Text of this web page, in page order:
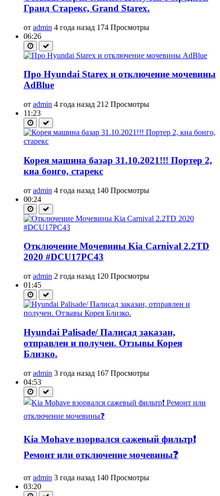
Гранд Старекс, Grand Starex.
от admin 4 года назад 174 Просмотры
06:26
Про Hyundai Starex и отключение мочевины
AdBlue
от admin 4 года назад 212 Просмотры
11:23
Корея машина базар 31.10.2021!!! Портер 2,
киа бонго, старекс
от admin 4 года назад 140 Просмотры
00:24
Отключение Мочевины Kia Carnival 2.2TD
2020 #DCU17PC43
от admin 2 года назад 120 Просмотры
01:45
Hyundai Palisade/ Палисад заказан,
отправлен и получен. Отзывы Корея
Близко.
от admin 3 года назад 167 Просмотры
04:53
Kia Mohave взорвался сажевый фильтр❗
Ремонт или отключение мочевины❓
от admin 3 года назад 140 Просмотры
03:20